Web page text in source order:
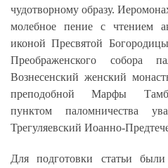
чудотворному образу.
молебное пение с чтением
иконой Пресвятой
Преображенского собора
Вознесенский женский
преподобной Марфы
пунктом паломничества
Трегуляевский Иоанно-
Для подготовки статьи